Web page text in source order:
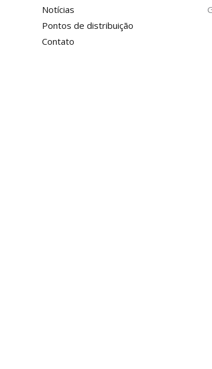
Notícias
Pontos de distribuição
Contato